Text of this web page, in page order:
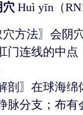
穴 Huì yīn（
穴方法〗会阴
门连线的中
〗在球海绵
脉分支；布